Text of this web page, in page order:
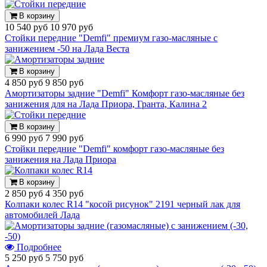
В корзину
10 540 руб 10 970 руб
Стойки передние "Demfi" премиум газо-масляные с
занижением -50 на Лада Веста
В корзину
4 850 руб 9 850 руб
Амортизаторы задние "Demfi" Комфорт газо-масляные без
занижения для на Лада Приора, Гранта, Калина 2
В корзину
6 990 руб 7 990 руб
Стойки передние "Demfi" комфорт газо-масляные без
занижения на Лада Приора
В корзину
2 850 руб 4 350 руб
Колпаки колес R14 "косой рисунок" 2191 черный лак для
автомобилей Лада
Подробнее
5 250 руб 5 750 руб